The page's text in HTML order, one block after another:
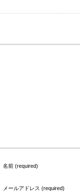
名前 (required)
メールアドレス (required)